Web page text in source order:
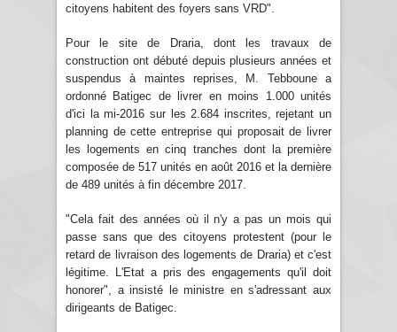
citoyens habitent des foyers sans VRD".
Pour le site de Draria, dont les travaux de
construction ont débuté depuis plusieurs années et
suspendus à maintes reprises, M. Tebboune a
ordonné Batigec de livrer en moins 1.000 unités
d'ici la mi-2016 sur les 2.684 inscrites, rejetant un
planning de cette entreprise qui proposait de livrer
les logements en cinq tranches dont la première
composée de 517 unités en août 2016 et la dernière
de 489 unités à fin décembre 2017.
"Cela fait des années où il n'y a pas un mois qui
passe sans que des citoyens protestent (pour le
retard de livraison des logements de Draria) et c'est
légitime. L'Etat a pris des engagements qu'il doit
honorer", a insisté le ministre en s'adressant aux
dirigeants de Batigec.